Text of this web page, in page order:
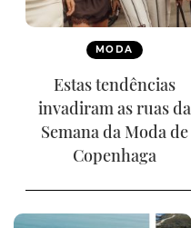
MODA
Estas tendências
invadiram as ruas da
Semana da Moda de
Copenhaga